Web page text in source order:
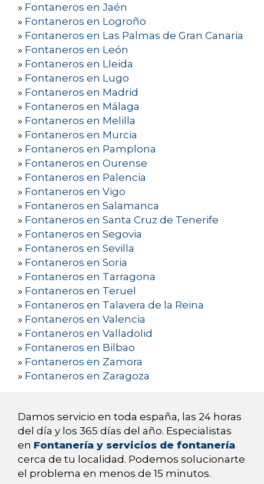
» Fontaneros en Jaén
» Fontaneros en Logroño
» Fontaneros en Las Palmas de Gran Canaria
» Fontaneros en León
» Fontaneros en Lleida
» Fontaneros en Lugo
» Fontaneros en Madrid
» Fontaneros en Málaga
» Fontaneros en Melilla
» Fontaneros en Murcia
» Fontaneros en Pamplona
» Fontaneros en Ourense
» Fontaneros en Palencia
» Fontaneros en Vigo
» Fontaneros en Salamanca
» Fontaneros en Santa Cruz de Tenerife
» Fontaneros en Segovia
» Fontaneros en Sevilla
» Fontaneros en Soria
» Fontaneros en Tarragona
» Fontaneros en Teruel
» Fontaneros en Talavera de la Reina
» Fontaneros en Valencia
» Fontaneros en Valladolid
» Fontaneros en Bilbao
» Fontaneros en Zamora
» Fontaneros en Zaragoza
Damos servicio en toda españa, las 24 horas
del día y los 365 días del año. Especialistas
en Fontanería y servicios de fontanería
cerca de tu localidad. Podemos solucionarte
el problema en menos de 15 minutos.